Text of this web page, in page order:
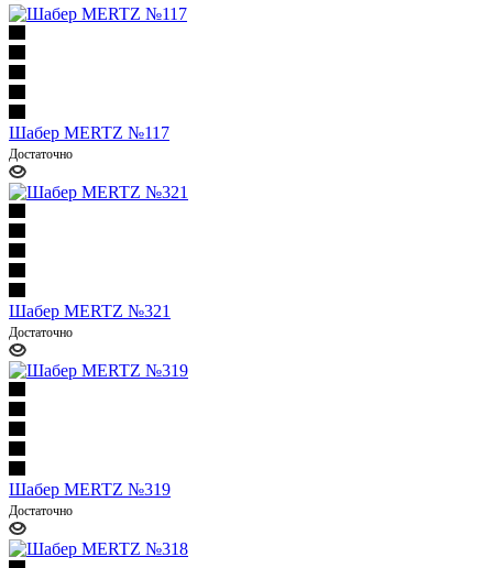
Шабер MERTZ №117
Достаточно
Шабер MERTZ №321
Достаточно
Шабер MERTZ №319
Достаточно